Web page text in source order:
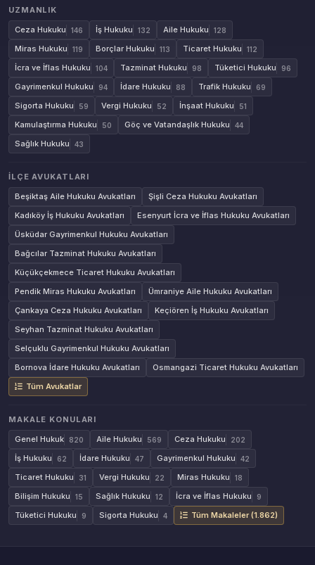
UZMANLIK
Ceza Hukuku
146 İş Hukuku 132 Aile Hukuku 128
Miras Hukuku 119 Borçlar Hukuku 113 Ticaret Hukuku 112
İcra ve İflas Hukuku 104 Tazminat Hukuku 98 Tüketici Hukuku 96
Gayrimenkul Hukuku 94 İdare Hukuku 88 Trafik Hukuku 69
Sigorta Hukuku 59 Vergi Hukuku 52 İnşaat Hukuku 51
Kamulaştırma Hukuku 50 Göç ve Vatandaşlık Hukuku 44
Sağlık Hukuku 43
İLÇE AVUKATLARI
Beşiktaş Aile Hukuku Avukatları
Şişli Ceza Hukuku Avukatları
Kadıköy İş Hukuku Avukatları
Esenyurt İcra ve İflas Hukuku Avukatları
Üsküdar Gayrimenkul Hukuku Avukatları
Bağcılar Tazminat Hukuku Avukatları
Küçükçekmece Ticaret Hukuku Avukatları
Pendik Miras Hukuku Avukatları
Ümraniye Aile Hukuku Avukatları
Çankaya Ceza Hukuku Avukatları
Keçiören İş Hukuku Avukatları
Seyhan Tazminat Hukuku Avukatları
Selçuklu Gayrimenkul Hukuku Avukatları
Bornova İdare Hukuku Avukatları
Osmangazi Ticaret Hukuku Avukatları
Tüm Avukatlar
MAKALE KONULARI
Genel Hukuk
820 Aile Hukuku 569 Ceza Hukuku 202
İş Hukuku 62 İdare Hukuku 47 Gayrimenkul Hukuku 42
Ticaret Hukuku 31 Vergi Hukuku 22 Miras Hukuku 18
Bilişim Hukuku 15 Sağlık Hukuku 12 İcra ve İflas Hukuku 9
Tüketici Hukuku 9 Sigorta Hukuku 4 Tüm Makaleler (1.862)